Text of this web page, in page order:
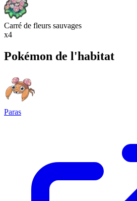
Carré de fleurs sauvages
x4
Pokémon de l'habitat
Paras